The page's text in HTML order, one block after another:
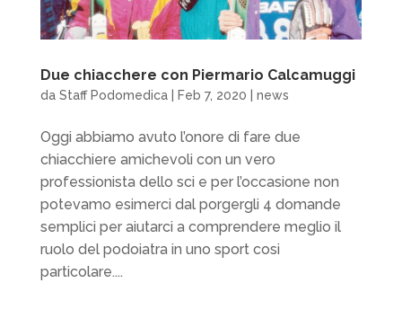
Due chiacchere con Piermario Calcamuggi
da Staff Podomedica| Feb 7, 2020 news
Oggi abbiamo avuto l’onore di fare due
chiacchiere amichevoli con un vero
professionista dello sci e per l’occasione non
potevamo esimerci dal porgergli 4 domande
semplici per aiutarci a comprendere meglio il
ruolo del podoiatra in uno sport cosi
particolare....